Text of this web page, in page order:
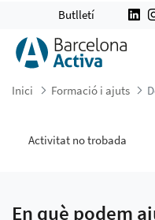
DETALLButlletí
Inici Formació i ajuts
Activitat no trobada
En què podem